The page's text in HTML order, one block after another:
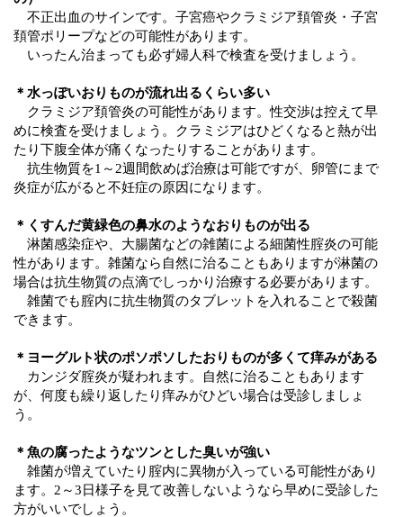
不正出血のサインです。子宮癌やクラミジア頚管炎・子宮
頚管ポリープなどの可能性があります。
いったん治まっても必ず婦人科で検査を受けましょう。
＊水っぽいおりものが流れ出るくらい多い
クラミジア頚管炎の可能性があります。性交渉は控えて早
めに検査を受けましょう。 クラミジアはひどくなると熱が出
たり下腹全体が痛くなったりすることがあります。
抗生物質を1～2週間飲めば治療は可能ですが、卵管にまで
炎症が広がると不妊症の原因になります。
＊くすんだ黄緑色の鼻水のようなおりものが出る
淋菌感染症や、大腸菌などの雑菌による細菌性腟炎の可能
性があります。 雑菌なら自然に治ることもありますが淋菌の
場合は抗生物質の点滴でしっかり治療する必要があります。
雑菌でも腟内に抗生物質のタブレットを入れることで殺菌
できます。
＊ヨーグルト状のポソポソしたおりものが多くて痒みがある
カンジダ腟炎が疑われます。
自然に治ることもあります
が、何度も繰り返したり痒みがひどい場合は受診しましょ
う。
＊魚の腐ったようなツンとした臭いが強い
雑菌が増えていたり腟内に異物が入っている可能性があり
ます。 2～3日様子を見て改善しないようなら早めに受診した
方がいいでしょう。